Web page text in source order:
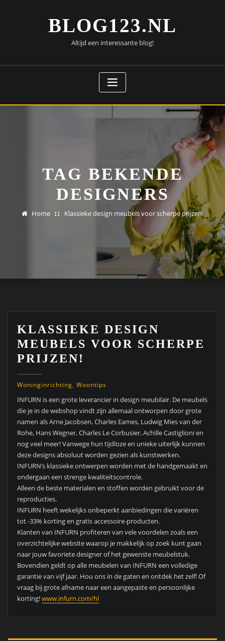
BLOG123.NL
Altijd een interessante blog!
TAG BEKENDE
DESIGNERS
Home Klassieke design meubels voor scherpe prijzen!
KLASSIEKE DESIGN
MEUBELS VOOR SCHERPE
PRIJZEN!
Woninginrichting, Woontips
INFURN is een grote leverancier in design meubilair. De meubels
die je in de webshop vindt zijn allemaal ontworpen door grote
namen als Arne Jacobsen, Charles Eames, Ludwig Mies van der
Rohe, Hans Wegner, Charles Le Corbusier, Achille Castiglioni en
nog veel meer! Vanwege hun tijdloze en unieke uiterlijk kunnen
deze designs absoluut worden gezien als kunstwerken.
INFURN’s klassieke ontwerpen worden met de handgemaakt en
ondergaan een strenge kwaliteitscontrole.
Alleen de beste materialen en stoffen worden gebruikt voor de
reproducties.
INFURN heeft wekelijks onbeperkt aanbiedingen die variëren
tot -33% korting en gratis accessoire-producten.
Klanten van INFURN profiteren van vele voordelen zoals een
overzichtelijke website waarop je makkelijk op zoek kunt gaan
naar jouw favoriete designer of het gewenste meubelstuk.
Bovendien geldt op alle meubelen van INFURN een volledige
garantie van vijf jaar. Hou ons in de gaten en ontdek het zelf! Of
vraag bij grote afname naar een aangepaste en persoonlijke
korting!www.infurn.com/hl